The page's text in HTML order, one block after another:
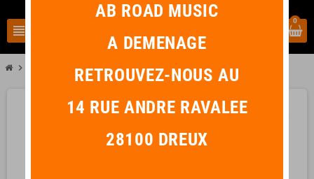
view_headline
0
chevron_right Autre Instrumentchevron_right GEWA Housse Contrebasse
AB ROAD MUSIC
A DEMENAGE
RETROUVEZ-NOUS AU
14 RUE ANDRE RAVALEE
28100 DREUX